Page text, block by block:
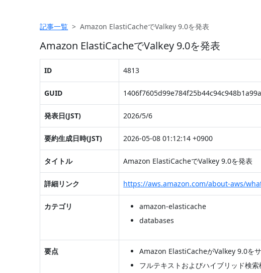
記事一覧 Amazon ElastiCacheでValkey 9.0を発表
Amazon ElastiCacheでValkey 9.0を発表
ID 4813
GUID
発表日(JST) 2026/5/6
要約生成日時(JST) 2026-05-08 01:12:14 +0900
タイトル Amazon ElastiCacheでValkey 9.0を発表
詳細リンク https://aws.amazon.com/about-aws/
カテゴリ
amazon-elasticache
databases
要点
Amazon ElastiCacheがValkey 9.0を
フルテキストおよびハイブリッド検